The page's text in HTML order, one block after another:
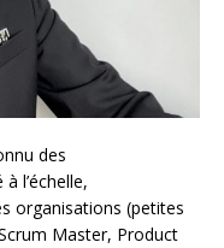
des
à l’échelle,
organisations (petites
Master, Product